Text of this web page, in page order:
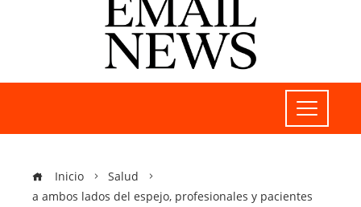
Inicio
Salud
a ambos lados del espejo, profesionales y pacientes